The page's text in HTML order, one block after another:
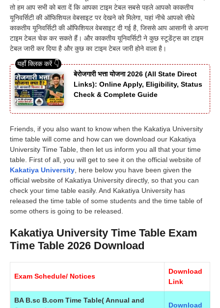
तो हम आप सभी को बता दें कि आपका टाइम टेबल सबसे पहले आपको काकतीय
यूनिवर्सिटी की ऑफिशियल वेबसाइट पर देखने को मिलेगा, यहां नीचे आपको सीधे
काकतीय यूनिवर्सिटी की ऑफिशियल वेबसाइट दी गई है, जिससे आप आसानी से अपना
टाइम टेबल चेक कर सकते हैं। और काकतीय यूनिवर्सिटी ने कुछ स्टूडेंट्स का टाइम
टेबल जारी कर दिया है और कुछ का टाइम टेबल जारी होने वाला है।
बेरोजगारी भत्ता योजना 2026 (All State Direct
Links): Online Apply, Eligibility, Status
Check & Complete Guide
Friends, if you also want to know when the Kakatiya University
time table will come and how can we download our Kakatiya
University Time Table, then let us inform you all that your time
table. First of all, you will get to see it on the official website of
Kakatiya University , here below you have been given the
official website of Kakatiya University directly, so that you can
check your time table easily. And Kakatiya University has
released the time table of some students and the time table of
some others is going to be released.
Kakatiya University Time Table Exam
Time Table 2026 Download
Exam Schedule/ Notices
Download
Link
BA B.sc B.com Time Table( Annual and
Download